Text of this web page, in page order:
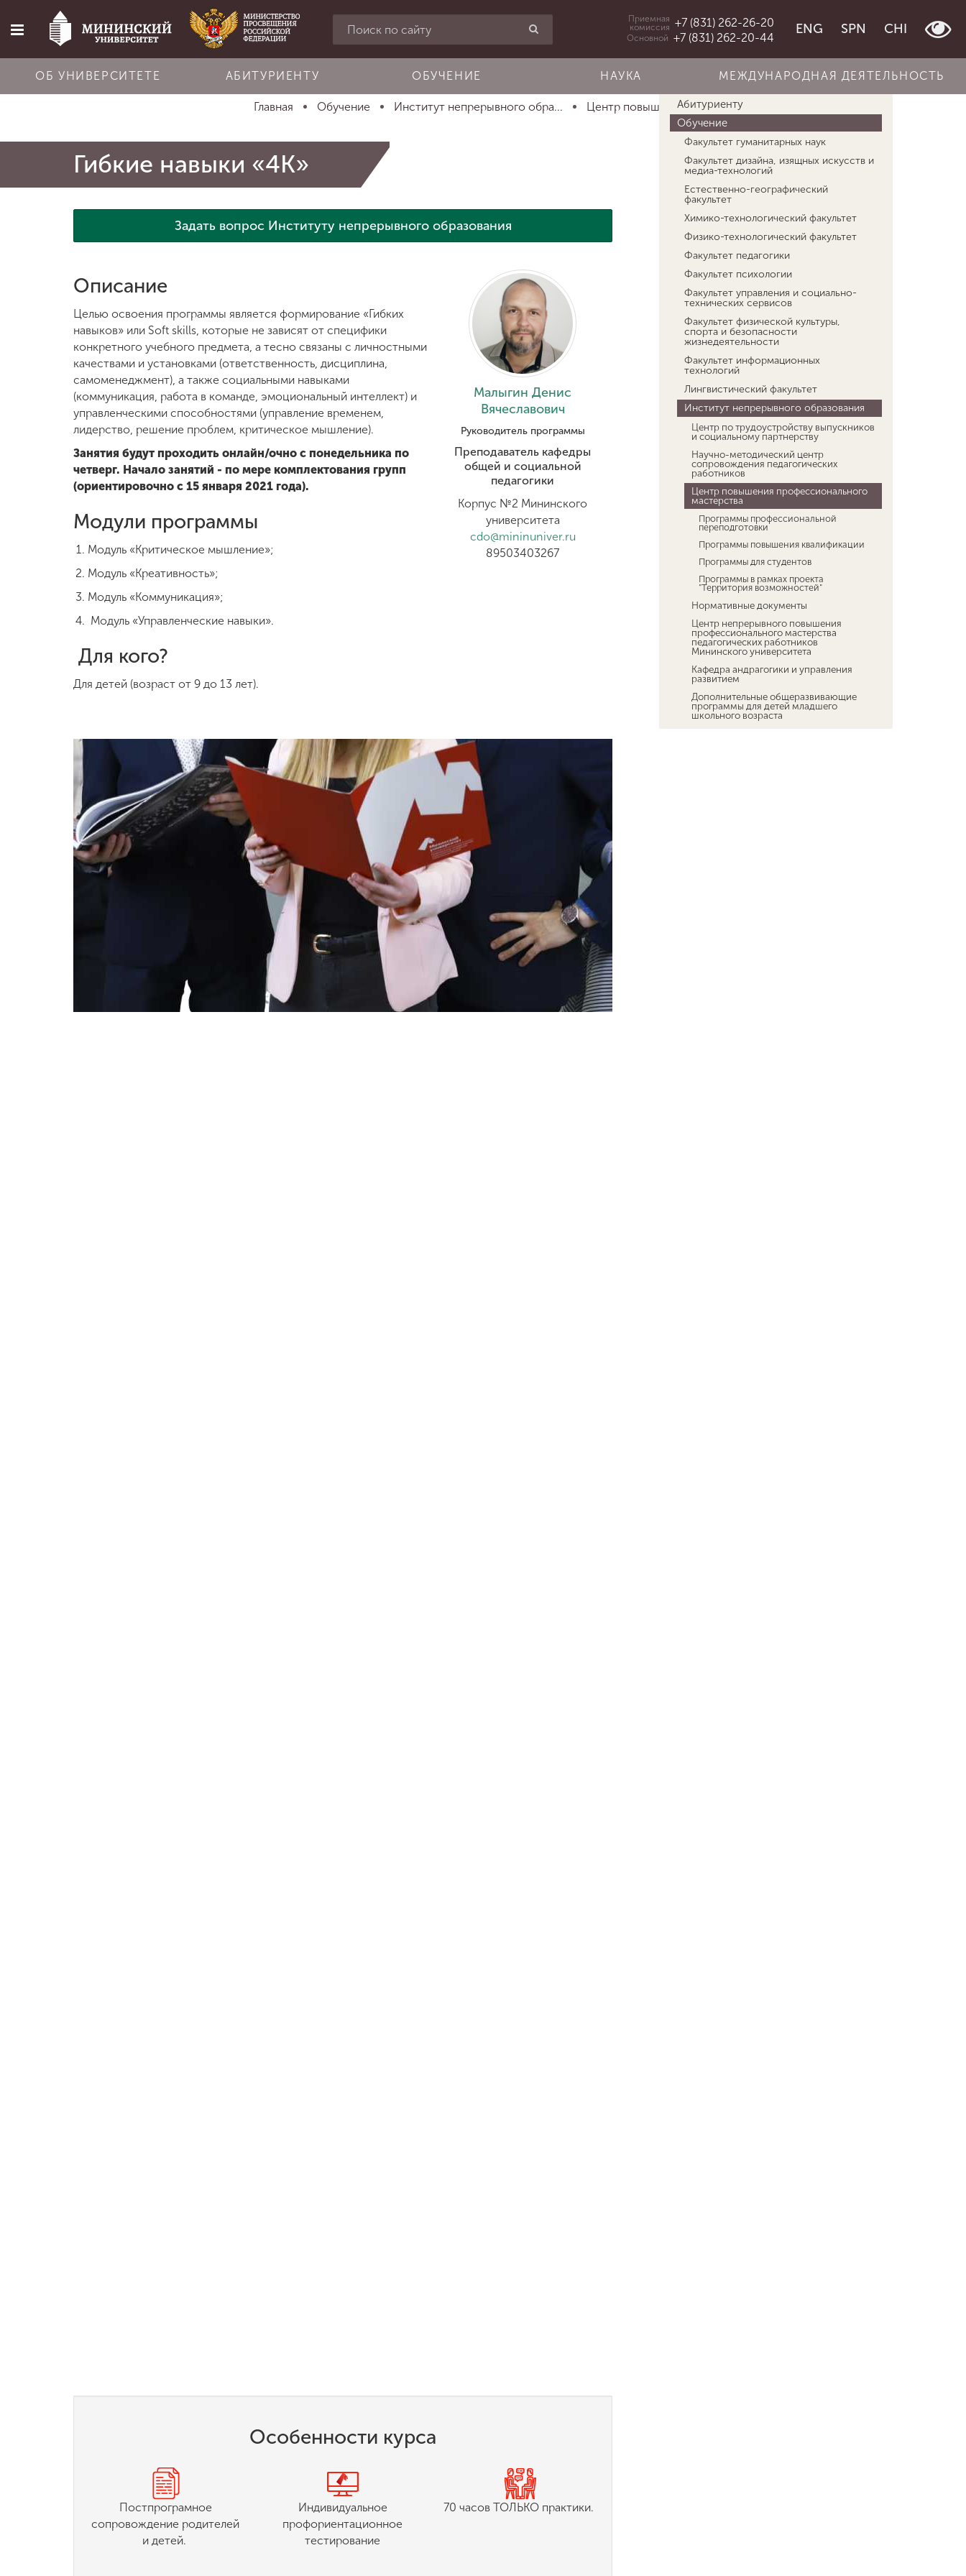
Об университете
Абитуриенту
Международная
деятельность
Другие виды
деятельности
Студенческая
жизнь
Сведения об
образовательной
организации
Приемная
комиссия
+7 (831) 262-26-20
Приемная
комиссия +7 (831) 262-26-20
Основной +7 (831) 262-20-44
ENG SPN CHI
ОБ УНИВЕРСИТЕТЕ АБИТУРИЕНТУ ОБУЧЕНИЕ НАУКА МЕЖДУНАРОДНАЯ ДЕЯТЕЛЬНОСТЬ
Главная Обучение Институт непрерывного обра... Центр повышения профессион...
Гибкие навыки «4К»
Задать вопрос Институту непрерывного образования
Малыгин Денис
Вячеславович
Руководитель программы
Преподаватель кафедры
общей и социальной
педагогики
Корпус №2 Мининского
университета
cdo@mininuniver.ru
89503403267
Описание
Целью освоения программы является формирование «Гибких
навыков» или Soft skills, которые не зависят от специфики
конкретного учебного предмета, а тесно связаны с личностными
качествами и установками (ответственность, дисциплина,
самоменеджмент), а также социальными навыками
(коммуникация, работа в команде, эмоциональный интеллект) и
управленческими способностями (управление временем,
лидерство, решение проблем, критическое мышление).
Занятия будут проходить онлайн/очно с понедельника по
четверг. Начало занятий - по мере комплектования групп
(ориентировочно с 15 января 2021 года).
Модули программы
Модуль «Критическое мышление»;
Модуль «Креативность»;
Модуль «Коммуникация»;
Модуль «Управленческие навыки».
Для кого?
Для детей (возраст от 9 до 13 лет).
Особенности курса
Постпрограмное
сопровождение родителей
и детей.
Индивидуальное
профориентационное
тестирование
70 часов ТОЛЬКО практики.
Об университете
Абитуриенту
Обучение
Факультет гуманитарных наук
Факультет дизайна, изящных искусств и
медиа-технологий
Естественно-географический
факультет
Химико-технологический факультет
Физико-технологический факультет
Факультет педагогики
Факультет психологии
Факультет управления и социально-
технических сервисов
Факультет физической культуры,
спорта и безопасности
жизнедеятельности
Факультет информационных
технологий
Лингвистический факультет
Институт непрерывного образования
Центр по трудоустройству выпускников
и социальному партнерству
Научно-методический центр
сопровождения педагогических
работников
Центр повышения профессионального
мастерства
Программы профессиональной
переподготовки
Программы повышения квалификации
Программы для студентов
Программы в рамках проекта
"Территория возможностей"
Нормативные документы
Центр непрерывного повышения
профессионального мастерства
педагогических работников
Мининского университета
Кафедра андрагогики и управления
развитием
Дополнительные общеразвивающие
программы для детей младшего
школьного возраста